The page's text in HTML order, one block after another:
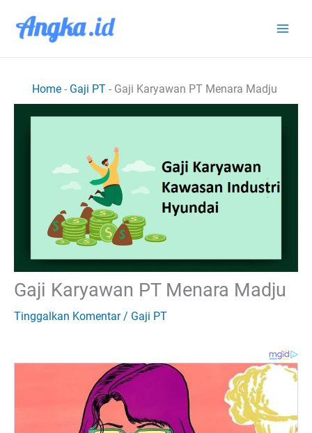
Home - Gaji PT - Gaji Karyawan PT Menara Madju
Gaji Karyawan PT Menara Madju
Tinggalkan Komentar / Gaji PT